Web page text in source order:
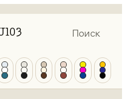
103 Поиск